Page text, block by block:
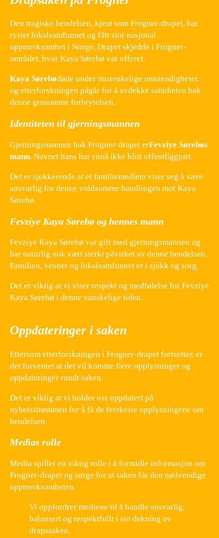
Den tragiske hendelsen, kjent som Frogner-drapet, har
rystet lokalsamfunnet og fått stor nasjonal
oppmerksomhet i Norge. Drapet skjedde i Frogner-
området, hvor Kaya Sørebø var offeret.
Kaya Sørebødøde under mistenkelige omstendigheter,
og etterforskningen pågår for å avdekke sannheten bak
denne grusomme forbrytelsen.
Identiteten til gjerningsmannen
Gjerningsmannen bak Frogner-drapet erFevziye Sørebøs
mann. Navnet hans har ennå ikke blitt offentliggjort.
Det er sjokkerende at et familiemedlem viser seg å være
ansvarlig for denne voldsomme handlingen mot Kaya
Sørebø.
Fevziye Kaya Sørebø og hennes mann
Fevziye Kaya Sørebø var gift med gjerningsmannen og
har naturlig nok vært sterkt påvirket av denne hendelsen.
Familien, venner og lokalsamfunnet er i sjokk og sorg.
Det er viktig at vi viser respekt og medfølelse for Fevziye
Kaya Sørebø i denne vanskelige tiden.
Oppdateringer i saken
Ettersom etterforskningen i Frogner-drapet fortsetter, er
det forventet at det vil komme flere opplysninger og
oppdateringer rundt saken.
Det er viktig at vi holder oss oppdatert på
nyhetsstrømmen for å få de ferskeste opplysningene om
hendelsen.
Medias rolle
Media spiller en viktig rolle i å formidle informasjon om
Frogner-drapet og sørge for at saken får den nødvendige
oppmerksomheten.
Vi oppfordrer mediene til å handle ansvarlig,
balansert og respektfullt i sin dekning av
drapssaken.